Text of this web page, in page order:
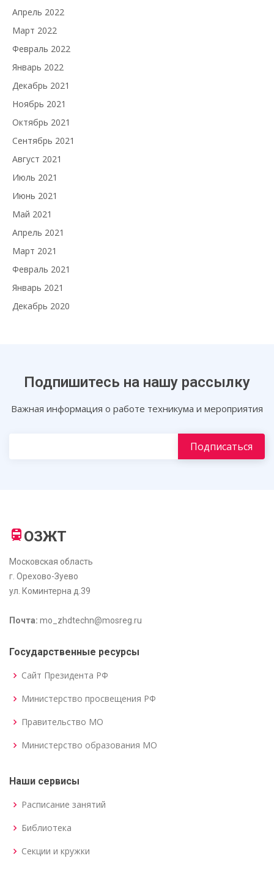
Апрель 2022
Март 2022
Февраль 2022
Январь 2022
Декабрь 2021
Ноябрь 2021
Октябрь 2021
Сентябрь 2021
Август 2021
Июль 2021
Июнь 2021
Май 2021
Апрель 2021
Март 2021
Февраль 2021
Январь 2021
Декабрь 2020
Подпишитесь на нашу рассылку
Важная информация о работе техникума и мероприятия
ОЗЖТ
Московская область
г. Орехово-Зуево
ул. Коминтерна д.39
Почта: mo_zhdtechn@mosreg.ru
Государственные ресурсы
Сайт Президента РФ
Министерство просвещения РФ
Правительство МО
Министерство образования МО
Наши сервисы
Расписание занятий
Библиотека
Секции и кружки